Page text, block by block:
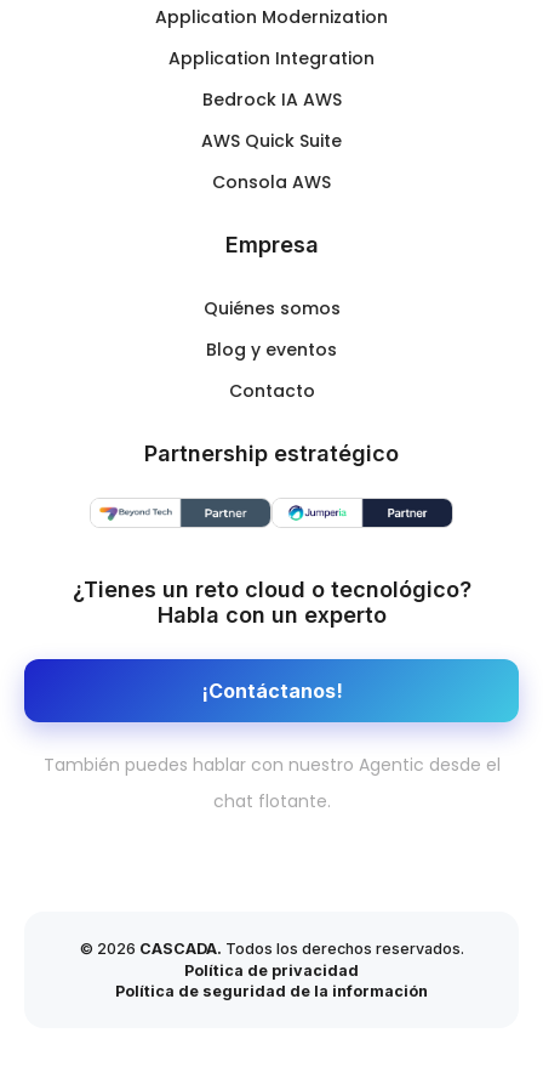
Application Modernization
Application Integration
Bedrock IA AWS
AWS Quick Suite
Consola AWS
Empresa
Quiénes somos
Blog y eventos
Contacto
Partnership estratégico
¿Tienes un reto cloud o tecnológico?
Habla con un experto
¡Contáctanos!
También puedes hablar con nuestro Agentic desde el
chat flotante.
© 2026 CASCADA. Todos los derechos reservados.
Política de privacidad
Política de seguridad de la información